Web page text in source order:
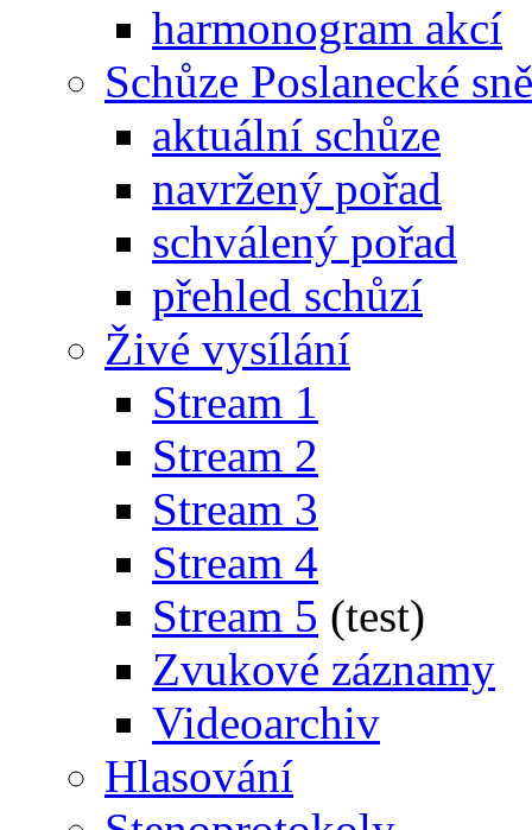
harmonogram akcí
Schůze Poslanecké
aktuální schůze
navržený pořad
schválený pořad
přehled schůzí
Živé vysílání
Stream 1
Stream 2
Stream 3
Stream 4
Stream 5 (test)
Zvukové záznamy
Videoarchiv
Hlasování